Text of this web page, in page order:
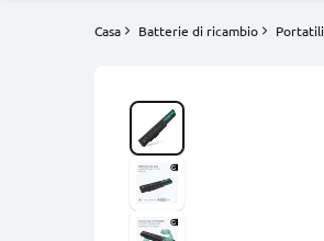
Casa Batterie di ricambio Portatili